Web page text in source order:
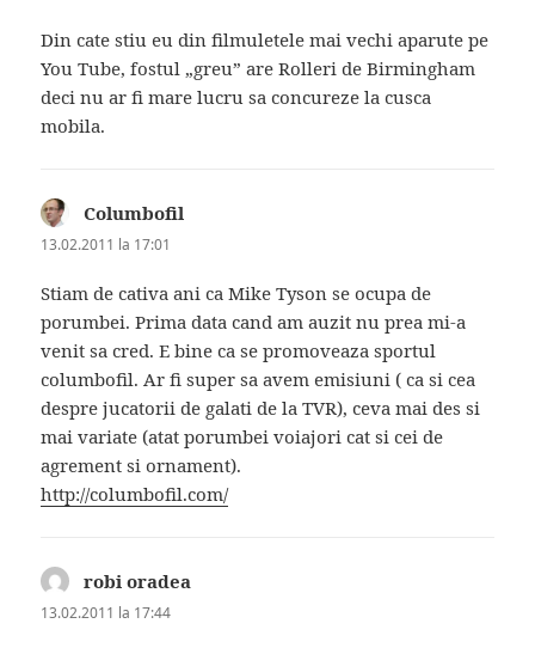
Din cate stiu eu din filmuletele mai vechi aparute pe
You Tube, fostul „greu” are Rolleri de Birmingham
deci nu ar fi mare lucru sa concureze la cusca
mobila.
Columbofil
13.02.2011 la 17:01
Stiam de cativa ani ca Mike Tyson se ocupa de
porumbei. Prima data cand am auzit nu prea mi-a
venit sa cred. E bine ca se promoveaza sportul
columbofil. Ar fi super sa avem emisiuni ( ca si cea
despre jucatorii de galati de la TVR), ceva mai des si
mai variate (atat porumbei voiajori cat si cei de
agrement si ornament).
http://columbofil.com/
robi oradea
13.02.2011 la 17:44